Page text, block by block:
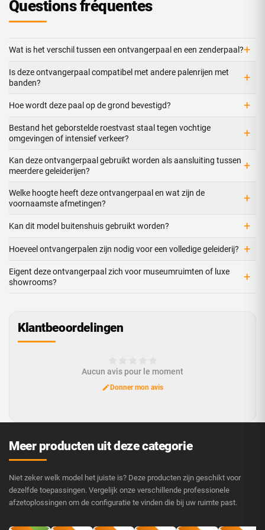
Questions fréquentes
Wat is het verschil tussen een ontvangerpaal en een zenderpaal?+
Is deze ontvangerpaal compatibel met andere palenrijen met
banden?
+
Hoe wordt deze paal op de grond bevestigd? +
Bestand het geborstelde roestvast staal tegen vochtige
omgevingen of intensief verkeer?
+
Kan deze ontvangerpaal gebruikt worden als aansluiting tussen
meerdere geleiderijen?
+
Welke hoogte heeft deze ontvangerpaal en wat zijn de
voornaamste afmetingen?
+
Kan dit model buitenshuis gebruikt worden? +
Hoeveel ontvangerpalen zijn nodig voor een volledige geleiderij? +
Eigent deze ontvangerpaal zich voor museumruimten of luxe
showrooms?
+
Klantbeoordelingen
Aucun avis pour le moment
Donner mon avis
Meer producten uit deze categorie
Niet zeker welk model het juiste is? Deze producten zijn geschikt voor
dezelfde toepassingen. Vergelijk onze verschillende professionele
afzetoplossingen om de configuratie te vinden die bij uw ruimte past.